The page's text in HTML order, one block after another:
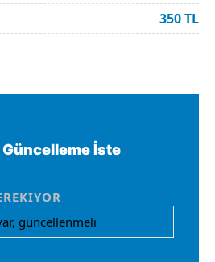
350 TL
Güncelleme İste